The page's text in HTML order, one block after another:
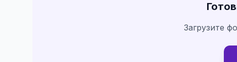
Загрузите